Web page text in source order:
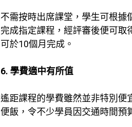
不需按時出席課堂，學生可根
完成指定課程，經評審後便可取
可於10個月完成。
6. 學費適中有所值
遙距課程的學費雖然並非特別便
便飯，令不少學員因交通時間預